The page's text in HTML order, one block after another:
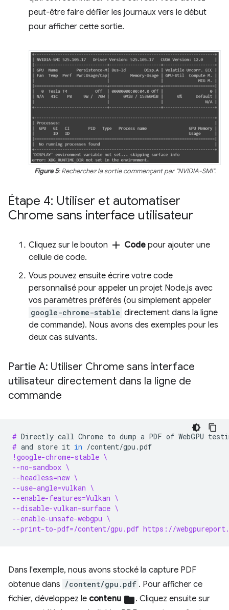
peut-être faire défiler les journaux vers le début
pour afficher cette sortie.
Figure 5: Recherchez la sortie commençant par "NVIDIA-SMI".
Étape 4: Utiliser et automatiser
Chrome sans interface utilisateur
Cliquez sur le bouton add Code pour ajouter une
cellule de code.
Vous pouvez ensuite écrire votre code
personnalisé pour appeler un projet Node.js avec
vos paramètres préférés (ou simplement appeler
google-chrome-stable directement dans la ligne
de commande). Nous avons des exemples pour les
deux cas suivants.
Partie A: Utiliser Chrome sans interface
utilisateur directement dans la ligne de
commande
# Directly call Chrome to dump a PDF of WebGPU
# and store it in
!google-chrome-stable \
--no-sandbox \
--headless=new \
--use-angle=vulkan \
--enable-features=Vulkan \
--disable-vulkan-surface \
--enable-unsafe-webgpu \
--print-to-pdf=/content/gpu.pdf https://
Dans l'exemple, nous avons stocké la capture PDF
obtenue dans /content/gpu.pdf . Pour afficher ce
fichier, développez le contenu folder. Cliquez ensuite sur